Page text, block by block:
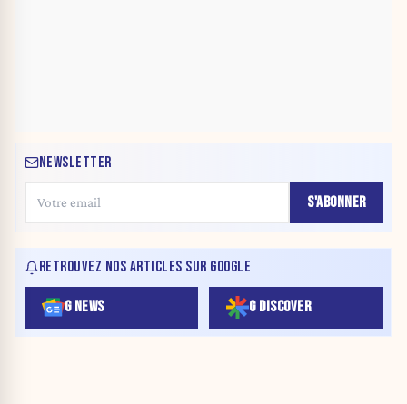
NEWSLETTER
S'ABONNER
RETROUVEZ NOS ARTICLES SUR GOOGLE
G NEWS G DISCOVER